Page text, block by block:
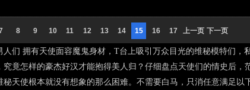
8 9 10 11 12 13 14 15 16 17 上一页 下一页
拥有天使面容魔鬼身材，T台上吸引万众目光的维秘模特们，
究竟怎样的豪杰好汉才能抱得美人归？仔细盘点天使们的情史后，
天使根本就没有想象的那么困难。不需要白马，只消任意满足以